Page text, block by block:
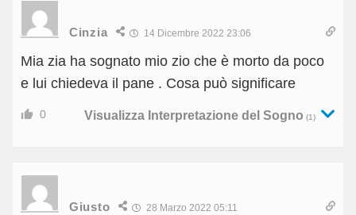
Cinzia 14 Dicembre 2022 23:06
Mia zia ha sognato mio zio che è morto da poco
e lui chiedeva il pane . Cosa può significare
0 Visualizza Interpretazione del Sogno (1)
Giusto 28 Marzo 2022 05:11